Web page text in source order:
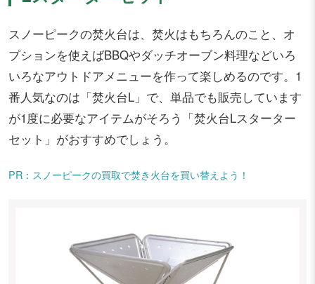
スノーピークの焚火台は、焚火はもちろんのこと、オ
プションを使えばBBQやダッチオーブン料理などいろ
いろなアウトドアメニューを作って楽しめるのです。1
番人気なのは「焚火台L」で、単品でも販売しています
が1度に必要なアイテムがそろう「焚火台Lスターター
セット」がおすすめでしょう。
PR：スノーピークの買取で焚き火台を買い替えよう！